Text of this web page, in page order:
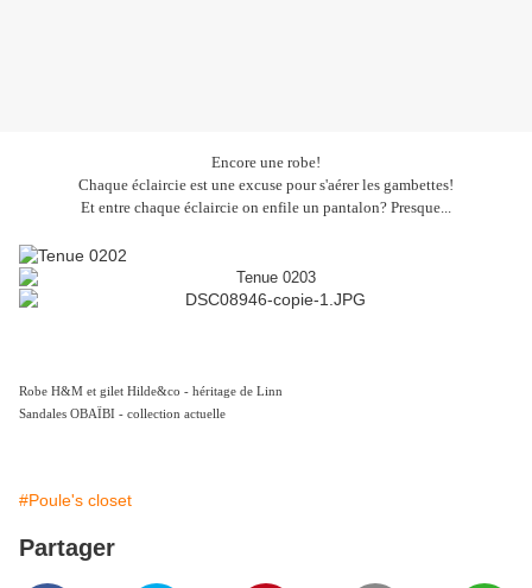
Encore une robe!
Chaque éclaircie est une excuse pour s'aérer les gambettes!
Et entre chaque éclaircie on enfile un pantalon? Presque...
Robe H&M et gilet Hilde&co - héritage de Linn
Sandales OBAÏBI - collection actuelle
#Poule's closet
Partager